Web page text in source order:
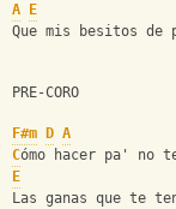
A
E
Que mis besitos
PRE-CORO
F#m D A
Cómo hacer pa' no
E
Las ganas que te